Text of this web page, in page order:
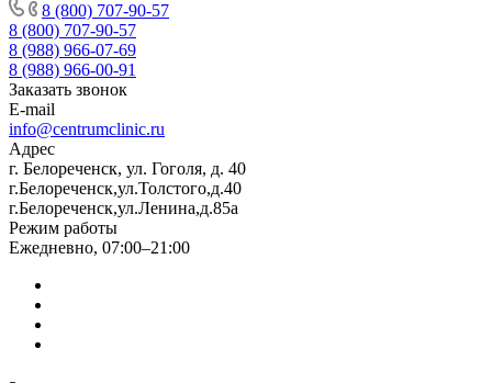
8 (800) 707-90-57
8 (800) 707-90-57
8 (988) 966-07-69
8 (988) 966-00-91
Заказать звонок
E-mail
info@centrumclinic.ru
Адрес
г. Белореченск, ул. Гоголя, д. 40
г.Белореченск,ул.Толстого,д.40
г.Белореченск,ул.Ленина,д.85а
Режим работы
Ежедневно, 07:00–21:00